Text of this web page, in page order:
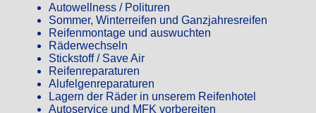
Autowellness / Polituren
Sommer, Winterreifen und Ganzjahresreifen
Reifenmontage und auswuchten
Räderwechseln
Stickstoff / Save Air
Reifenreparaturen
Alufelgenreparaturen
Lagern der Räder in unserem Reifenhotel
Autoservice und MFK vorbereiten